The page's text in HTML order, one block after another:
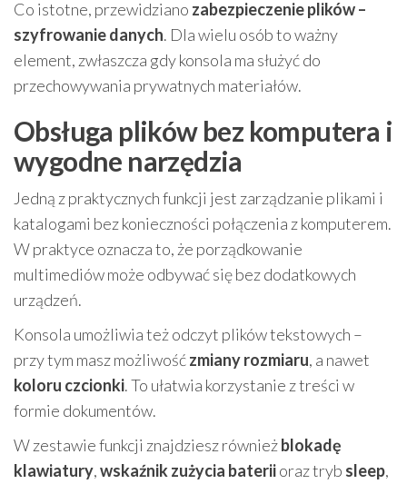
Co istotne, przewidziano zabezpieczenie plików –
szyfrowanie danych. Dla wielu osób to ważny
element, zwłaszcza gdy konsola ma służyć do
przechowywania prywatnych materiałów.
Obsługa plików bez komputera i
wygodne narzędzia
Jedną z praktycznych funkcji jest zarządzanie plikami i
katalogami bez konieczności połączenia z komputerem.
W praktyce oznacza to, że porządkowanie
multimediów może odbywać się bez dodatkowych
urządzeń.
Konsola umożliwia też odczyt plików tekstowych –
przy tym masz możliwośćzmiany rozmiaru, a nawet
koloru czcionki. To ułatwia korzystanie z treści w
formie dokumentów.
W zestawie funkcji znajdziesz równieżblokadę
klawiatury,wskaźnik zużycia bateriioraz tryb sleep,